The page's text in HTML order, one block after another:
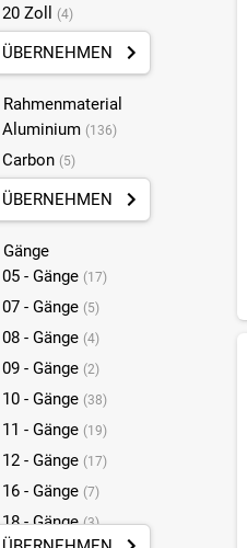
20 Zoll (4)
ÜBERNEHMEN
Rahmenmaterial
Aluminium (136)
Carbon (5)
ÜBERNEHMEN
Gänge
05 - Gänge (17)
07 - Gänge (5)
08 - Gänge (4)
09 - Gänge (2)
10 - Gänge (38)
11 - Gänge (19)
12 - Gänge (17)
16 - Gänge (7)
18 - Gänge(3)